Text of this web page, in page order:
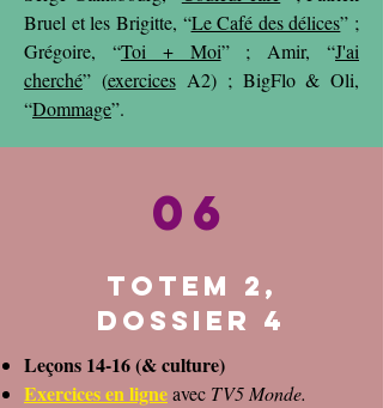
Bruel et les Brigitte, “Le Café des délices” ;
Grégoire, “Toi + Moi” ; Amir, “J'ai
cherché” (exercicesA2) ; BigFlo & Oli,
“Dommage”.
06
Totem 2,
dossier 4
Leçons 14-16 (& culture)
Exercices en ligneavec TV5 Monde.